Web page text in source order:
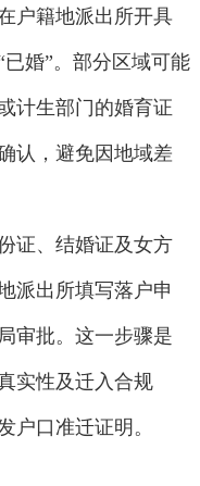
户籍地派出所开具
婚”。部分区域可能
计生部门的婚育证
认，避免因地域差
、结婚证及女方
派出所填写落户申
审批。这一步骤是
实性及迁入合规
户口准迁证明。